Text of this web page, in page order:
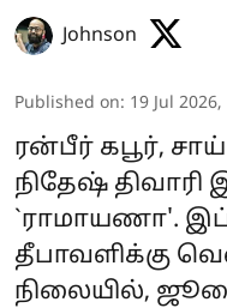
Johnson
Published on: 19 Jul
ரன்பீர் கபூர்,
நிதேஷ் திவாரி
`ராமாயணா'.
தீபாவளிக்கு
நிலையில்,